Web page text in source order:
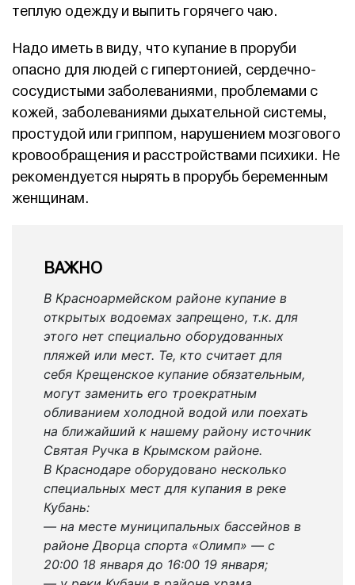
теплую одежду и выпить горячего чаю.
Надо иметь в виду, что купание в проруби
опасно для людей с гипертонией, сердечно-
сосудистыми заболеваниями, проблемами с
кожей, заболеваниями дыхательной системы,
простудой или гриппом, нарушением мозгового
кровообращения и расстройствами психики. Не
рекомендуется нырять в прорубь беременным
женщинам.
ВАЖНО
В Красноармейском районе купание в
открытых водоемах запрещено, т.к. для
этого нет специально оборудованных
пляжей или мест. Те, кто считает для
себя Крещенское купание обязательным,
могут заменить его троекратным
обливанием холодной водой или поехать
на ближайший к нашему району источник
Святая Ручка в Крымском районе.
В Краснодаре оборудовано несколько
специальных мест для купания в реке
Кубань:
— на месте муниципальных бассейнов в
районе Дворца спорта «Олимп» — с
20:00 18 января до 16:00 19 января;